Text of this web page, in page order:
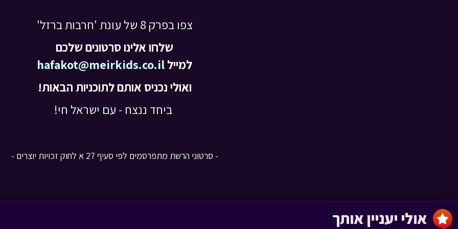
חרבות ברזל - 21
מה המצב › פרק 72
צפו בפרק 8 של עונת 'חרבות ברזל'
שלחו אלינו סרטונים שלכם
למיילhafakot@meirkids.co.il
ואולי נכניס אותם לתוכניות הבאות!
ביחד ננצח - עם ישראל חי!
- סרטוני הרשת מתפרסמים לפי סעיף 27 א לחוק זכויות יוצרים -